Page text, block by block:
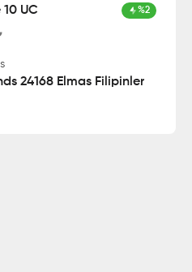
UC %2
24168 Elmas Filipinler